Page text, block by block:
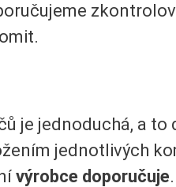
je jednoduchá, a to
jednotlivých
výrobce doporučuje